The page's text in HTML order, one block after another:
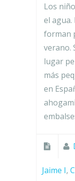
Los
el agua.
forman
verano.
lugar
más
en
Jaime I,